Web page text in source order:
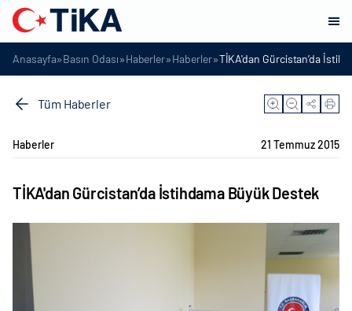
Anasayfa»Basın Odası»Haberler»Haberler»TİKA'dan Gürcistan’da
Tüm Haberler
Haberler 21 Temmuz 2015
TİKA'dan Gürcistan’da İstihdama Büyük Destek